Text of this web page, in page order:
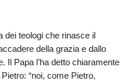
dei teologi che rinasce il
della grazia e dallo
Il Papa l’ha detto chiaramente
“noi, come Pietro,